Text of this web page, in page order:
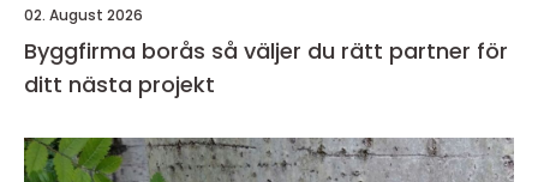
02. August 2026
Byggfirma borås så väljer du rätt partner för
ditt nästa projekt